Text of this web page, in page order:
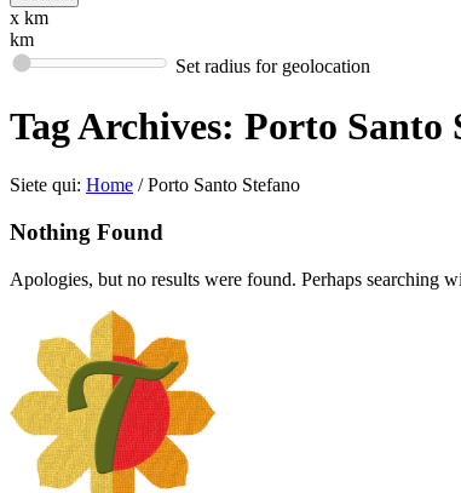
x km
km
Set radius for geolocation
Tag Archives: Porto Santo
Siete qui: Home / Porto Santo Stefano
Nothing Found
Apologies, but no results were found. Perhaps searching